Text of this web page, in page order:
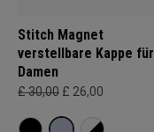
Stitch Magnet
verstellbare Kappe für
Damen
£ 30,00 £ 26,00